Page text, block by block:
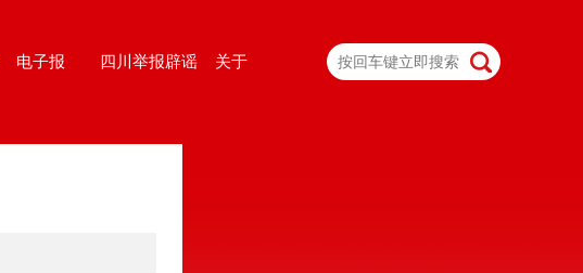
电子报 四川举报辟谣 关于